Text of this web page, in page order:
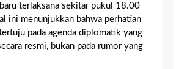
terlaksana sekitar pukul 18.00
ini menunjukkan bahwa perhatian
pada agenda diplomatik yang
resmi, bukan pada rumor yang